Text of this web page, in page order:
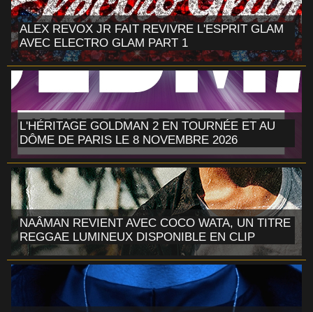
ALEX REVOX JR FAIT REVIVRE L'ESPRIT GLAM
AVEC ELECTRO GLAM PART 1
L'HÉRITAGE GOLDMAN 2 EN TOURNÉE ET AU
DÔME DE PARIS LE 8 NOVEMBRE 2026
NAÂMAN REVIENT AVEC COCO WATA, UN TITRE
REGGAE LUMINEUX DISPONIBLE EN CLIP